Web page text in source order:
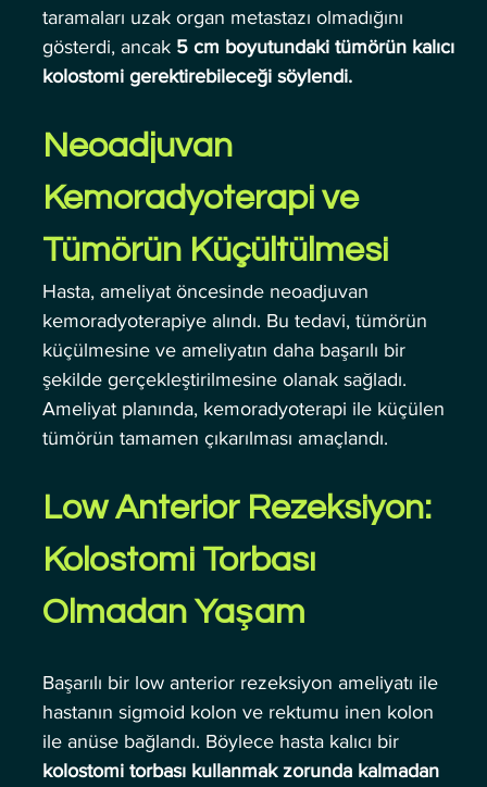
taramaları uzak organ metastazı olmadığını
gösterdi, ancak 5 cm boyutundaki tümörün kalıcı
kolostomi gerektirebileceği söylendi.
Neoadjuvan
Kemoradyoterapi ve
Tümörün Küçültülmesi
Hasta, ameliyat öncesinde neoadjuvan
kemoradyoterapiye alındı. Bu tedavi, tümörün
küçülmesine ve ameliyatın daha başarılı bir
şekilde gerçekleştirilmesine olanak sağladı.
Ameliyat planında, kemoradyoterapi ile küçülen
tümörün tamamen çıkarılması amaçlandı.
Low Anterior Rezeksiyon:
Kolostomi Torbası
Olmadan Yaşam
Başarılı bir low anterior rezeksiyon ameliyatı ile
hastanın sigmoid kolon ve rektumu inen kolon
ile anüse bağlandı. Böylece hasta kalıcı bir
kolostomi torbası kullanmak zorunda kalmadan